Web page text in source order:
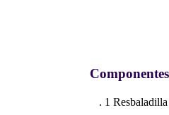
. 1